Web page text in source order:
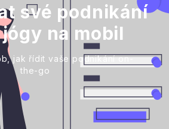
své podnikání
na mobil
jak řídit vaše podnikání on-
the-go